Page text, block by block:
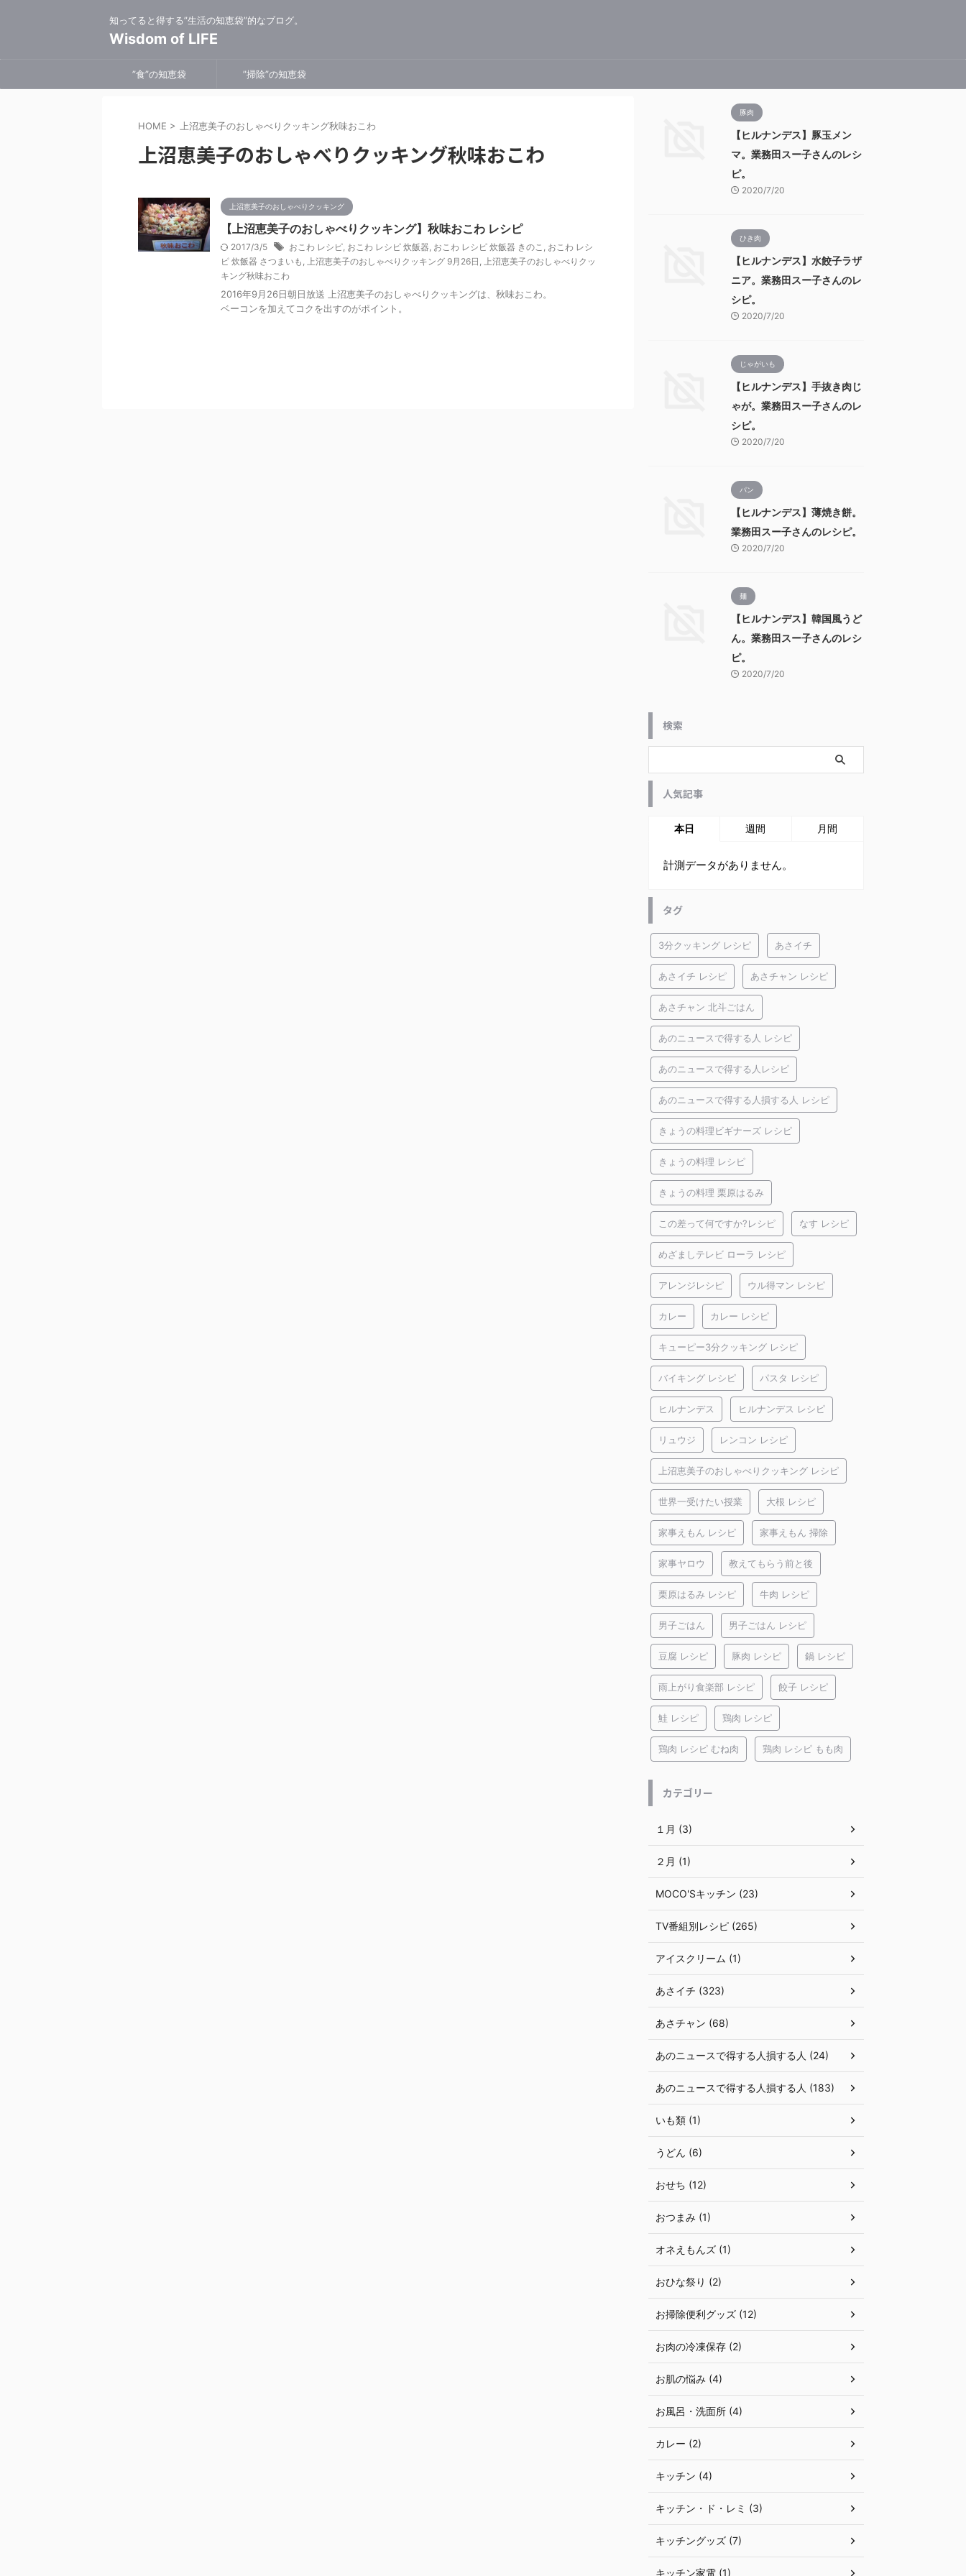
知ってると得する”生活の知恵袋”的なブログ。
Wisdom of LIFE
”食”の知恵袋 ”掃除”の知恵袋
HOME > 上沼恵美子のおしゃべりクッキング秋味おこわ
上沼恵美子のおしゃべりクッキング秋味おこわ
上沼恵美子のおしゃべりクッキング
【上沼恵美子のおしゃべりクッキング】秋味おこわ レシピ
2017/3/5 おこわ レシピ, おこわ レシピ 炊飯器, おこわ レシピ 炊飯器 きのこ , おこわ レシ
ピ 炊飯器 さつまいも , 上沼恵美子のおしゃべりクッキング 9月26日 , 上沼恵美子のおしゃべりクッ
キング秋味おこわ
2016年9月26日朝日放送 上沼恵美子のおしゃべりクッキングは、秋味おこわ。
ベーコンを加えてコクを出すのがポイント。
豚肉
【ヒルナンデス】豚玉メン
マ。業務田スー子さんのレシ
ピ。
2020/7/20
ひき肉
【ヒルナンデス】水餃子ラザ
ニア。業務田スー子さんのレ
シピ。
2020/7/20
じゃがいも
【ヒルナンデス】手抜き肉じ
ゃが。業務田スー子さんのレ
シピ。
2020/7/20
パン
【ヒルナンデス】薄焼き餅。
業務田スー子さんのレシピ。
2020/7/20
麺
【ヒルナンデス】韓国風うど
ん。業務田スー子さんのレシ
ピ。
2020/7/20
検索
人気記事
本日 週間 月間
計測データがありません。
タグ
3分クッキング レシピ あさイチ
あさイチ レシピ あさチャン レシピ
あさチャン 北斗ごはん
あのニュースで得する人 レシピ
あのニュースで得する人レシピ
あのニュースで得する人損する人 レシピ
きょうの料理ビギナーズ レシピ
きょうの料理 レシピ
きょうの料理 栗原はるみ
この差って何ですか?レシピ なす レシピ
めざましテレビ ローラ レシピ
アレンジレシピ ウル得マン レシピ
カレー カレー レシピ
キューピー3分クッキング レシピ
バイキング レシピ パスタ レシピ
ヒルナンデス ヒルナンデス レシピ
リュウジ レンコン レシピ
上沼恵美子のおしゃべりクッキング レシピ
世界一受けたい授業 大根 レシピ
家事えもん レシピ 家事えもん 掃除
家事ヤロウ 教えてもらう前と後
栗原はるみ レシピ 牛肉 レシピ
男子ごはん 男子ごはん レシピ
豆腐 レシピ 豚肉 レシピ 鍋 レシピ
雨上がり食楽部 レシピ 餃子 レシピ
鮭 レシピ 鶏肉 レシピ
鶏肉 レシピ むね肉 鶏肉 レシピ もも肉
カテゴリー
１月 (3)
２月 (1)
MOCO'Sキッチン (23)
TV番組別レシピ (265)
アイスクリーム (1)
あさイチ (323)
あさチャン (68)
あのニュースで得する人損する人 (24)
あのニュースで得する人損する人 (183)
いも類 (1)
うどん (6)
おせち (12)
おつまみ (1)
オネえもんズ (1)
おひな祭り (2)
お掃除便利グッズ (12)
お肉の冷凍保存 (2)
お肌の悩み (4)
お風呂・洗面所 (4)
カレー (2)
キッチン (4)
キッチン・ド・レミ (3)
キッチングッズ (7)
キッチン家電 (1)